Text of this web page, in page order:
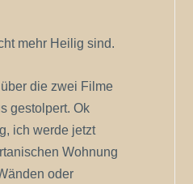
mehr Heilig sind.
die zwei Filme
gestolpert. Ok
ich werde jetzt
Wohnung
oder